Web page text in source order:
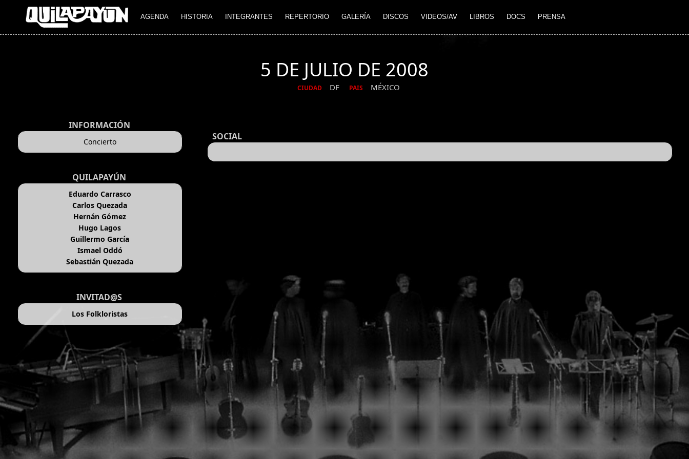
AGENDA HISTORIA INTEGRANTES REPERTORIO GALERÍA DISCOS VIDEOS/AV LIBROS DOCS PRENSA
5 DE JULIO DE 2008
CIUDAD DF PAIS MÉXICO
INFORMACIÓN
Concierto
QUILAPAYÚN
Eduardo Carrasco
Carlos Quezada
Hernán Gómez
Hugo Lagos
Guillermo García
Ismael Oddó
Sebastián Quezada
INVITAD@S
Los Folkloristas
SOCIAL